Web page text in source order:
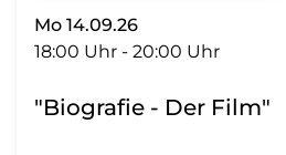
Mo 14.09.26
18:00 Uhr - 20:00 Uhr
"Biografie - Der Film"